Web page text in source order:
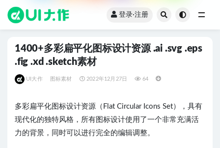
登录·注册
1400+多彩扁平化图标设计资源 .ai .svg .eps
.fig .xd .sketch素材
UI大作 图标素材 2022年12月27日 64
多彩扁平化图标设计资源（Flat Circular Icons Set），具有
现代化的独特风格，所有图标设计使用了一个非常充满活
力的背景，同时可以进行完全的编辑调整。